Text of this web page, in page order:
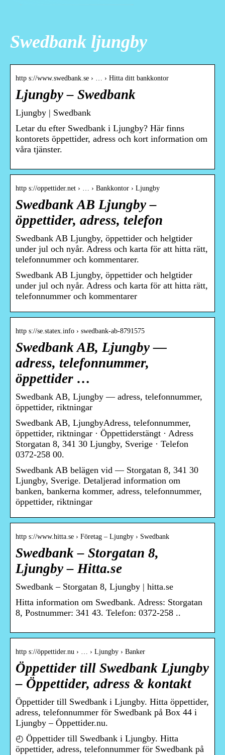
Swedbank ljungby
http s://www.swedbank.se › … › Hitta ditt bankkontor
Ljungby – Swedbank
Ljungby | Swedbank
Letar du efter Swedbank i Ljungby? Här finns
kontorets öppettider, adress och kort information om
våra tjänster.
http s://oppettider.net › … › Bankkontor › Ljungby
Swedbank AB Ljungby –
öppettider, adress, telefon
Swedbank AB Ljungby, öppettider och helgtider
under jul och nyår. Adress och karta för att hitta rätt,
telefonnummer och kommentarer.
Swedbank AB Ljungby, öppettider och helgtider
under jul och nyår. Adress och karta för att hitta rätt,
telefonnummer och kommentarer
http s://se.statex.info › swedbank-ab-8791575
Swedbank AB, Ljungby —
adress, telefonnummer,
öppettider …
Swedbank AB, Ljungby — adress, telefonnummer,
öppettider, riktningar
Swedbank AB, LjungbyAdress, telefonnummer,
öppettider, riktningar · Öppettiderstängt · Adress
Storgatan 8, 341 30 Ljungby, Sverige · Telefon
0372-258 00.
Swedbank AB belägen vid — Storgatan 8, 341 30
Ljungby, Sverige. Detaljerad information om
banken, bankerna kommer, adress, telefonnummer,
öppettider, riktningar
http s://www.hitta.se › Företag – Ljungby › Swedbank
Swedbank – Storgatan 8,
Ljungby – Hitta.se
Swedbank – Storgatan 8, Ljungby | hitta.se
Hitta information om Swedbank. Adress: Storgatan
8, Postnummer: 341 43. Telefon: 0372-258 ..
http s://öppettider.nu › … › Ljungby › Banker
Öppettider till Swedbank Ljungby
– Öppettider, adress & kontakt
Öppettider till Swedbank i Ljungby. Hitta öppettider,
adress, telefonnummer för Swedbank på Box 44 i
Ljungby – Öppettider.nu.
◴ Öppettider till Swedbank i Ljungby. Hitta
öppettider, adress, telefonnummer för Swedbank på